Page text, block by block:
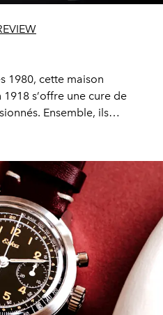
1980, cette maison
1918 s’offre une cure de
és. Ensemble, ils
une montre de plong